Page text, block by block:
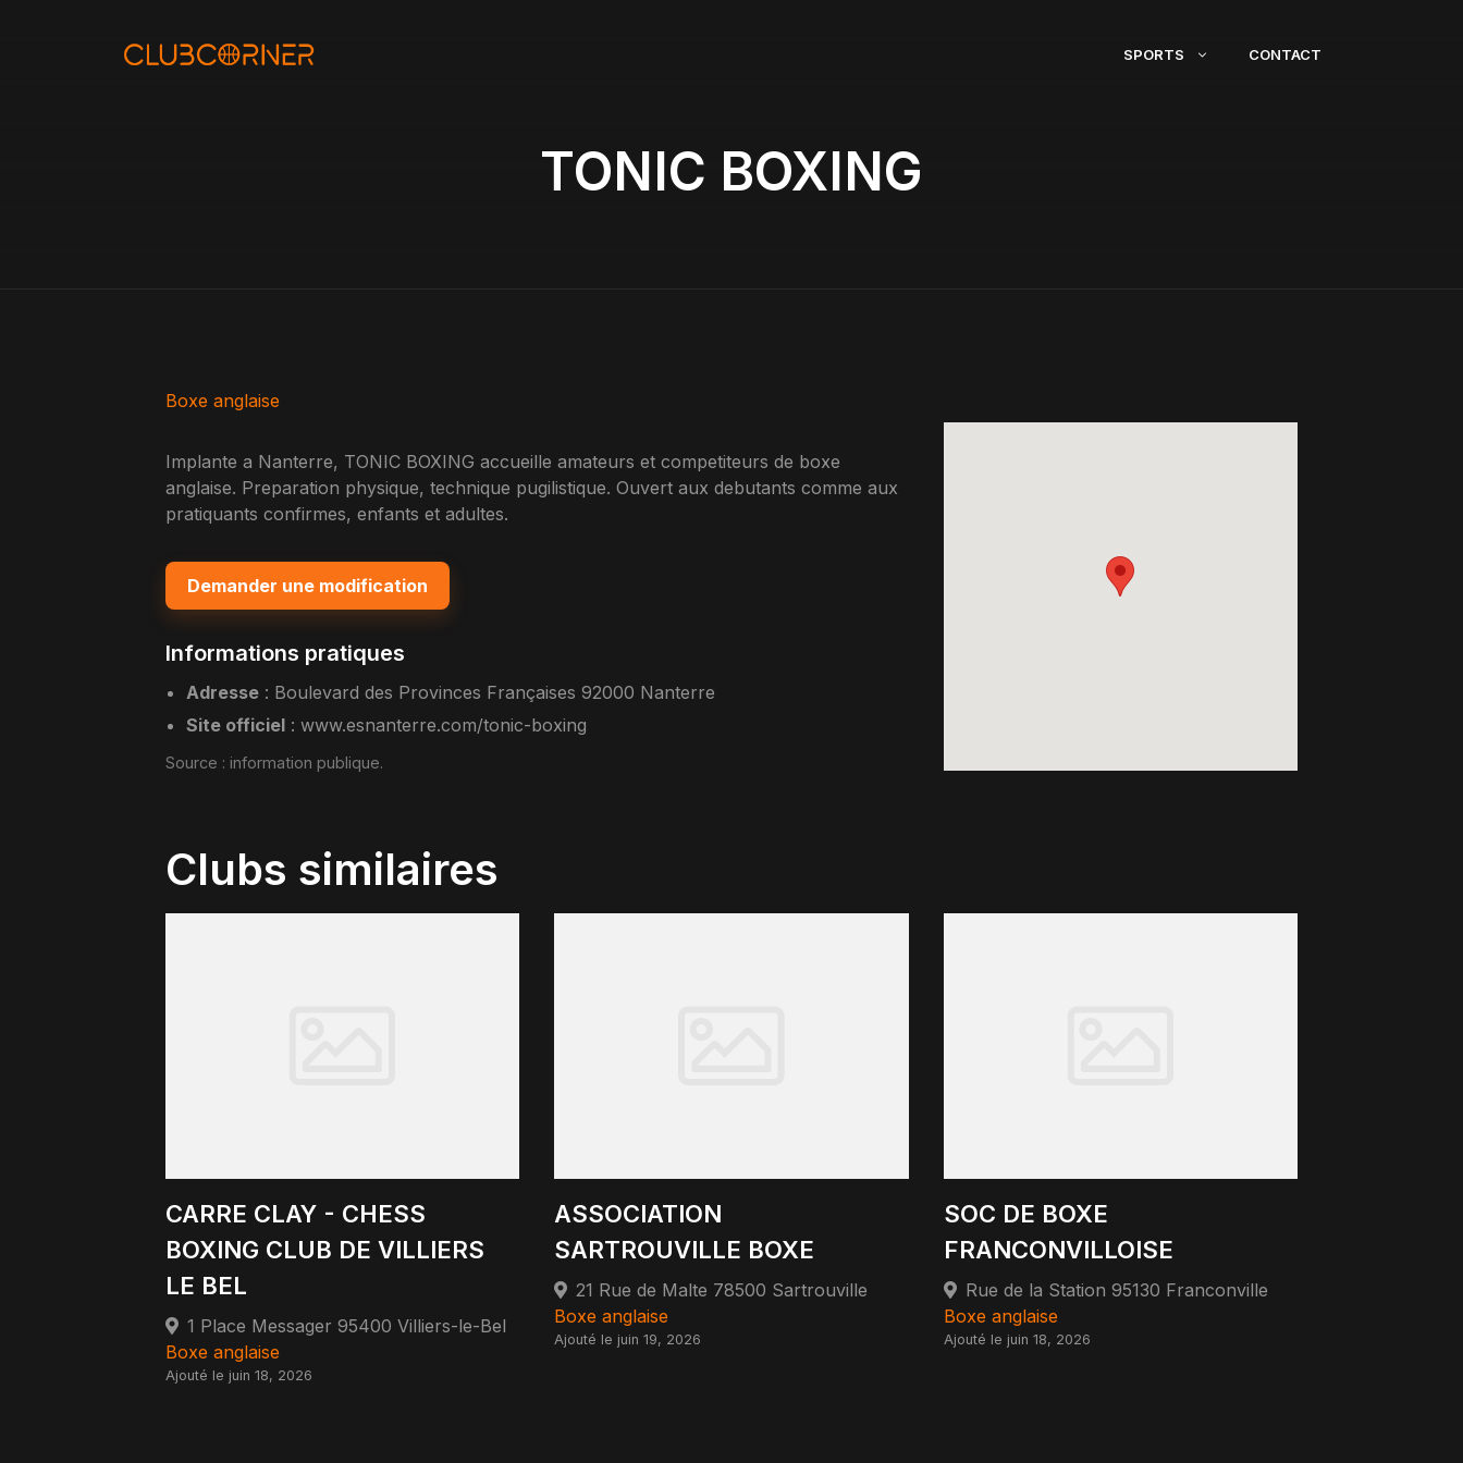
SPORTS CONTACT
TONIC BOXING
Boxe anglaise
Implante a Nanterre, TONIC BOXING accueille amateurs et competiteurs de boxe
anglaise. Preparation physique, technique pugilistique. Ouvert aux debutants comme aux
pratiquants confirmes, enfants et adultes.
Demander une modification
Informations pratiques
Adresse : Boulevard des Provinces Françaises 92000 Nanterre
Site officiel :www.esnanterre.com/tonic-boxing
Source : information publique.
Clubs similaires
CARRE CLAY - CHESS
BOXING CLUB DE VILLIERS
LE BEL
1 Place Messager 95400 Villiers-le-Bel
Boxe anglaise
Ajouté le juin 18, 2026
ASSOCIATION
SARTROUVILLE BOXE
21 Rue de Malte 78500 Sartrouville
Boxe anglaise
Ajouté le juin 19, 2026
SOC DE BOXE
FRANCONVILLOISE
Rue de la Station 95130 Franconville
Boxe anglaise
Ajouté le juin 18, 2026